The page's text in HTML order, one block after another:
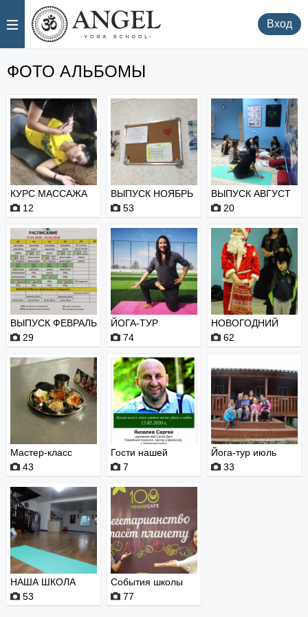
. Вход
ФОТО АЛЬБОМЫ
КУРС МАССАЖА
ШИАЦУ
12
ВЫПУСК НОЯБРЬ
2020
53
ВЫПУСК АВГУСТ
2020
20
ВЫПУСК ФЕВРАЛЬ
2020
29
ЙОГА-ТУР
АВГУСТ 2019
74
НОВОГОДНИЙ
ОГОНЕК 20...
62
Мастер-класс
Вегалай...
43
Гости нашей
школы
7
Йога-тур июль
2017
33
НАША ШКОЛА
53
События школы
77